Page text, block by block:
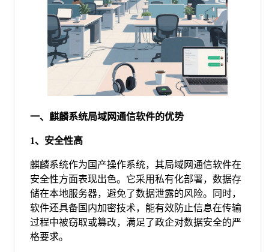
一、麒麟系统局域网通信软件的优势
1、安全性高
麒麟系统作为国产操作系统，其局域网通信软件在
安全性方面表现出色。它采用私有化部署，数据存
储在本地服务器，避免了数据泄露的风险。同时，
软件还具备国内加密技术，能有效防止信息在传输
过程中被窃取或篡改，满足了政企对数据安全的严
格要求。